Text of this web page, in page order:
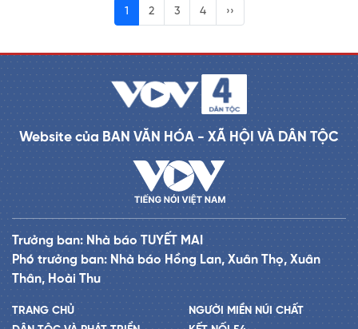
1 2 3 4 ››
Website của BAN VĂN HÓA - XÃ HỘI VÀ DÂN TỘC
Trưởng ban: Nhà báo TUYẾT MAI
Phó trưởng ban: Nhà báo Hồng Lan, Xuân Thọ, Xuân
Thân, Hoài Thu
TRANG CHỦ
NGƯỜI MIỀN NÚI CHẤT